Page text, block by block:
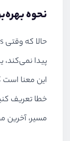
نحوه
پیدا
این معنا است
خطا تعریف
مسیر، آخرین